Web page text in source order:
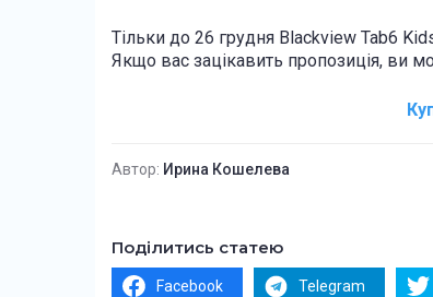
Тільки до 26 грудня Blackview Tab6
Якщо вас зацікавить пропозиція, ви
Автор: Ирина Кошелева
Поділитись статею
Facebook Telegram